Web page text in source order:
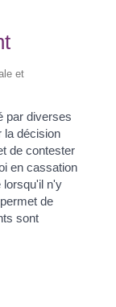
et
par diverses
la décision
de contester
en cassation
lorsqu'il n'y
de
sont